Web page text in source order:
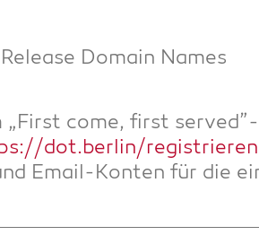
Domain Names
„First come, first served”-
dot.berlin/registrieren
Email-Kon­ten für die